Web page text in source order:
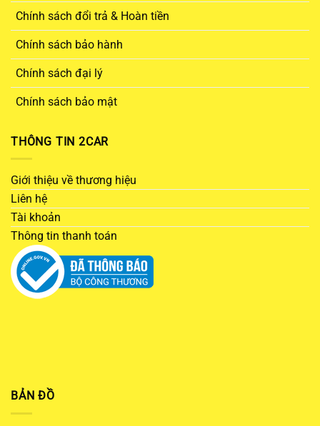
Chính sách đổi trả & Hoàn tiền
Chính sách bảo hành
Chính sách đại lý
Chính sách bảo mật
THÔNG TIN 2CAR
Giới thiệu về thương hiệu
Liên hệ
Tài khoản
Thông tin thanh toán
BẢN ĐỒ